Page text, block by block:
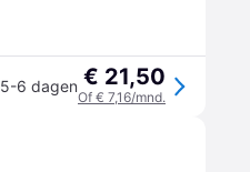
5-6 dagen € 21,50
Of € 7,16/mnd.